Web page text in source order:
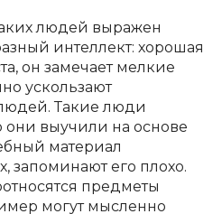
людей выражен
интеллект: хорошая
он замечает мелкие
ускользают
Такие люди
они выучили на основе
материал
запоминают его плохо.
предметы
могут мысленно